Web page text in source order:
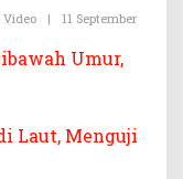
E
A
S
Video |
11 September
Umur,
Laut, Menguji